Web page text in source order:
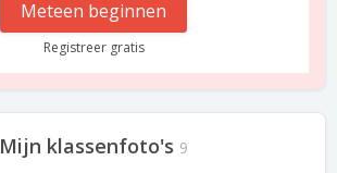
Meteen beginnen
Registreer gratis
Mijn klassenfoto's 9